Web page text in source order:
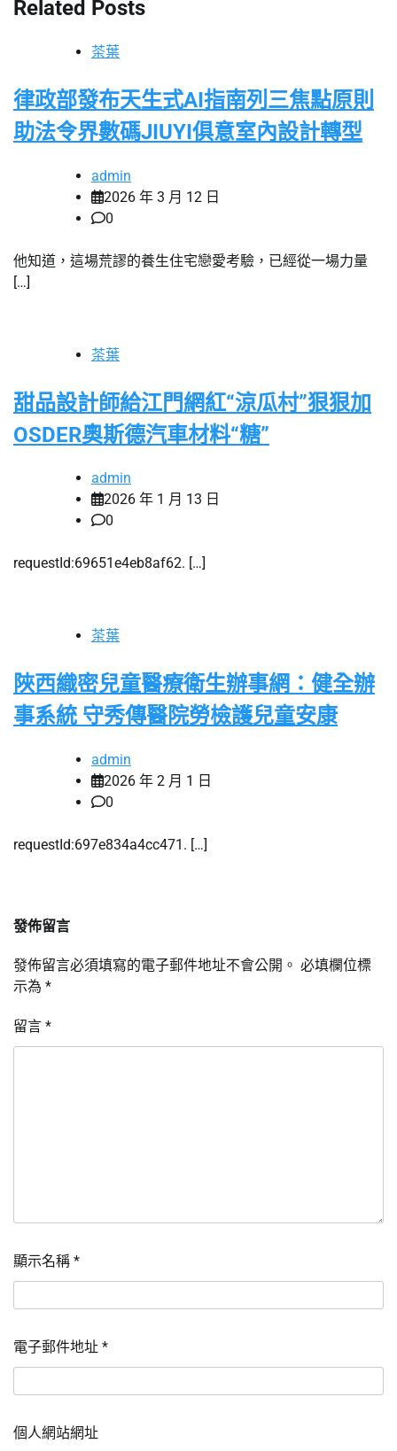
Related Posts
茶葉
律政部發布天生式AI指南列三焦點原則
助法令界數碼JIUYI俱意室內設計轉型
admin
2026 年 3 月 12 日
0
他知道，這場荒謬的養生住宅戀愛考驗，已經從一場力量
[…]
茶葉
甜品設計師給江門網紅“涼瓜村”狠狠加
OSDER奧斯德汽車材料“糖”
admin
2026 年 1 月 13 日
0
requestId:69651e4eb8af62. […]
茶葉
陜西織密兒童醫療衛生辦事網：健全辦
事系統 守秀傳醫院勞檢護兒童安康
admin
2026 年 2 月 1 日
0
requestId:697e834a4cc471. […]
發佈留言
發佈留言必須填寫的電子郵件地址不會公開。 必填欄位標
示為 *
留言 *
顯示名稱 *
電子郵件地址 *
個人網站網址